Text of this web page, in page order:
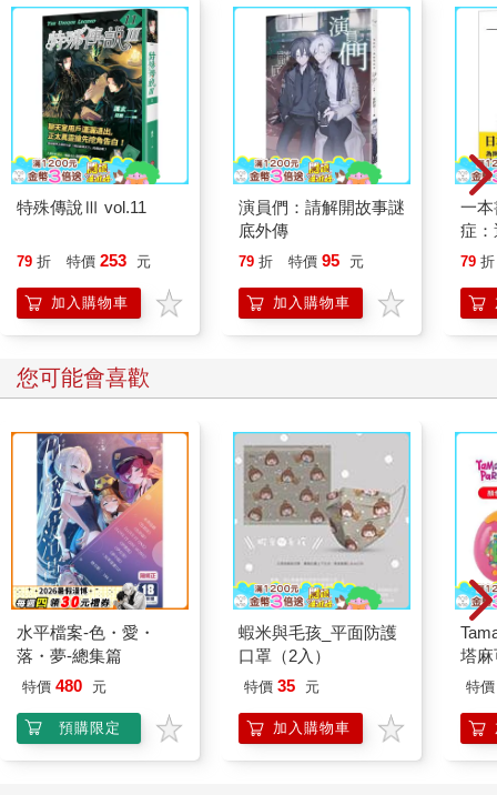
特殊傳說Ⅲ vol.11
79 折 特價 253 元
加入購物車
演員們：請解開故事謎
底外傳
79 折 特價 95 元
加入購物車
一
症
開
的
79 折
您可能會喜歡
水平檔案-色・愛・
落・夢-總集篇
特價 480 元
預購限定
蝦米與毛孩_平面防護
口罩（2入）
特價 35 元
加入購物車
塔
園
特價